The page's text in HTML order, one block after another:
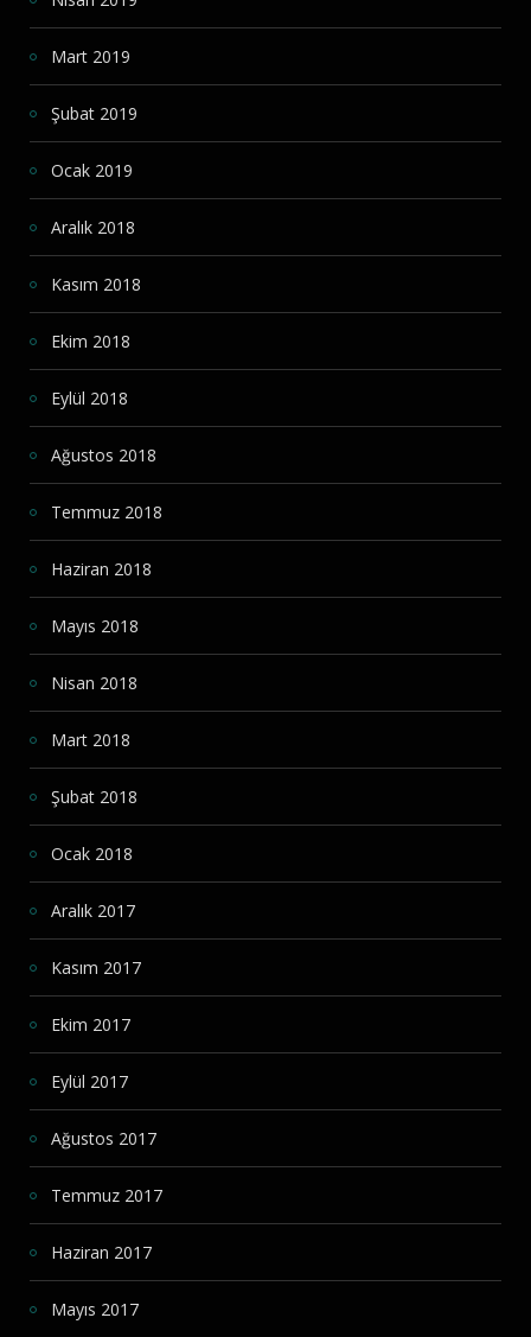
Mart 2019
Şubat 2019
Ocak 2019
Aralık 2018
Kasım 2018
Ekim 2018
Eylül 2018
Ağustos 2018
Temmuz 2018
Haziran 2018
Mayıs 2018
Nisan 2018
Mart 2018
Şubat 2018
Ocak 2018
Aralık 2017
Kasım 2017
Ekim 2017
Eylül 2017
Ağustos 2017
Temmuz 2017
Haziran 2017
Mayıs 2017